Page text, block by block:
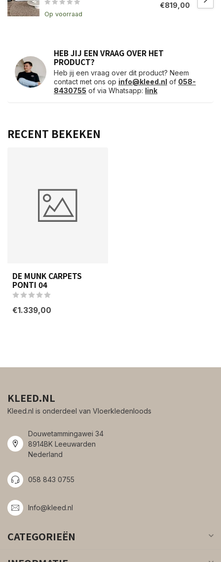
Op voorraad
€819,00
HEB JIJ EEN VRAAG OVER HET
PRODUCT?
Heb jij een vraag over dit product? Neem
contact met ons op info@kleed.nl of 058-
8430755 of via Whatsapp: link
RECENT BEKEKEN
DE MUNK CARPETS
PONTI 04
€1.339,00
KLEED.NL
Kleed.nl is onderdeel van Vloerkledenloods
Douwetammingawei 34
8914BK Leeuwarden
Nederland
058 843 0755
Info@kleed.nl
CATEGORIEËN